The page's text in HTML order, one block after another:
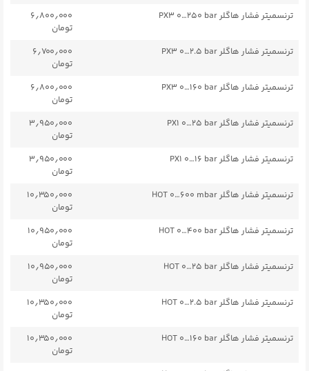
ترنسمیتر فشار هاگلر PX3 ۰…۲۵۰ bar
۶٫۸۰۰٫۰۰۰
تومان
ترنسمیتر فشار هاگلر PX3 ۰…۲.۵ bar
۶٫۷۰۰٫۰۰۰
تومان
ترنسمیتر فشار هاگلر PX3 ۰…۱۶۰ bar
۶٫۸۰۰٫۰۰۰
تومان
ترنسمیتر فشار هاگلر PX1 ۰…۲۵ bar
۳٫۹۵۰٫۰۰۰
تومان
ترنسمیتر فشار هاگلر PX1 ۰…۱۶ bar
۳٫۹۵۰٫۰۰۰
تومان
ترنسمیتر فشار هاگلر HOT ۰…۶۰۰ mbar
۱۰٫۳۵۰٫۰۰۰
تومان
ترنسمیتر فشار هاگلر HOT ۰…۴۰۰ bar
۱۰٫۹۵۰٫۰۰۰
تومان
ترنسمیتر فشار هاگلر HOT ۰…۲۵ bar
۱۰٫۹۵۰٫۰۰۰
تومان
ترنسمیتر فشار هاگلر HOT ۰…۲.۵ bar
۱۰٫۳۵۰٫۰۰۰
تومان
ترنسمیتر فشار هاگلر HOT ۰…۱۶۰ bar
۱۰٫۳۵۰٫۰۰۰
تومان